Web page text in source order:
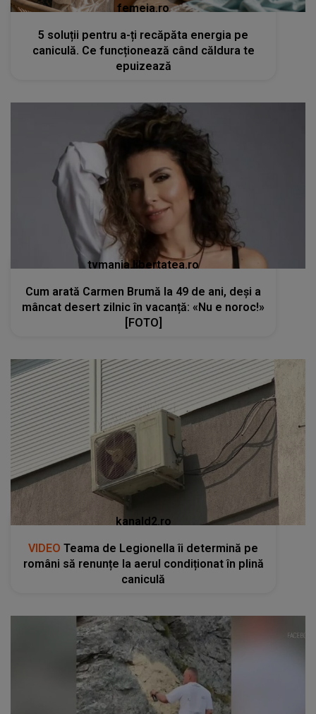
femeia.ro
5 soluții pentru a-ți recăpăta energia pe
caniculă. Ce funcționează când căldura te
epuizează
tvmania.libertatea.ro
Cum arată Carmen Brumă la 49 de ani, deși a
mâncat desert zilnic în vacanță: «Nu e noroc!»
[FOTO]
kanald2.ro
VIDEO Teama de Legionella îi determină pe
români să renunțe la aerul condiționat în plină
caniculă